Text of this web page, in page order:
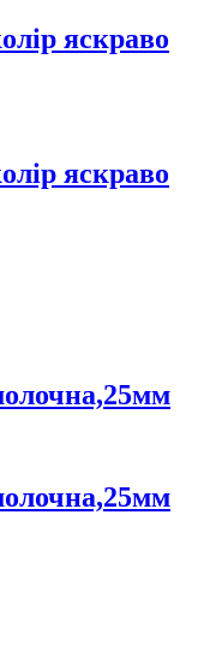
яскраво
яскраво